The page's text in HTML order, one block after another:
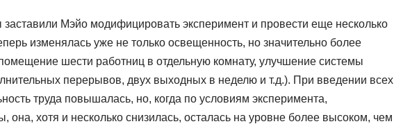
Мэйо модифицировать эксперимент и провести еще несколько
изменялась уже не только освещенность, но значительно более
шести работниц в отдельную комнату, улучшение системы
перерывов, двух выходных в неделю и т.д.). При введении всех
труда повышалась, но, когда по условиям эксперимента,
хотя и несколько снизилась, осталась на уровне более высоком, чем